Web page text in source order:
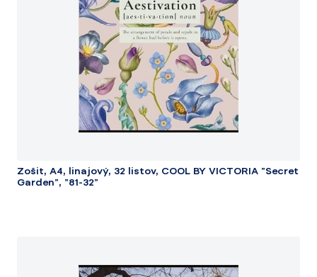
Zošit, A4, linajový, 32 listov, COOL BY VICTORIA "Secret
Garden", "81-32"